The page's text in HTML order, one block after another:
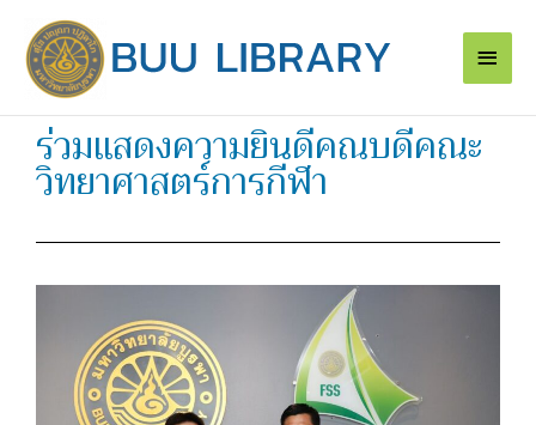
content
Main
ร่วมแสดงความยินดีคณบดีคณะ
วิทยาศาสตร์การกีฬา